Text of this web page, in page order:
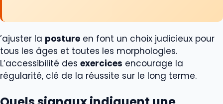
’ajuster la posture en font un choix judicieux pour
tous les âges et toutes les morphologies.
L’accessibilité des exercices encourage la
régularité, clé de la réussite sur le long terme.